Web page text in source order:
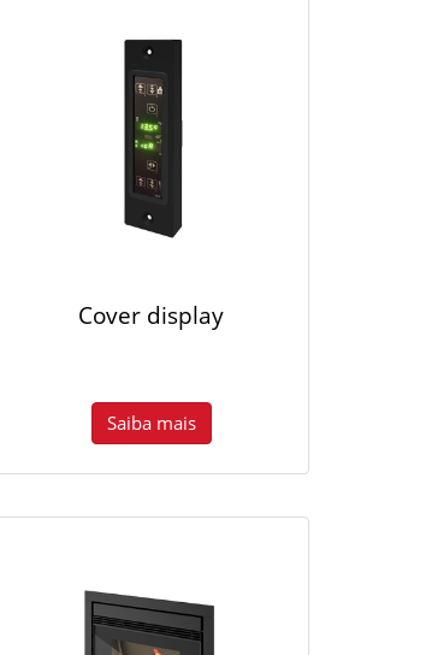
Cover display
Saiba mais